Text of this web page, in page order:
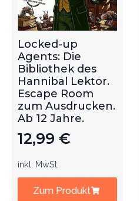
Locked-up
Agents: Die
Bibliothek des
Hannibal Lektor.
Escape Room
zum Ausdrucken.
Ab 12 Jahre.
12,99 €
inkl. MwSt.
Zum Produkt